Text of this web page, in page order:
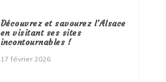
Découvrez et savourez l’Alsace
en visitant ses sites
incontournables !
17 février 2026